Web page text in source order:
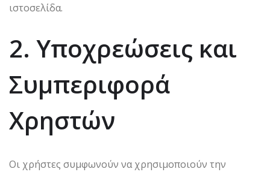
ιστοσελίδα.
2. Υποχρεώσεις και
Συμπεριφορά
Χρηστών
Οι χρήστες συμφωνούν να χρησιμοποιούν την